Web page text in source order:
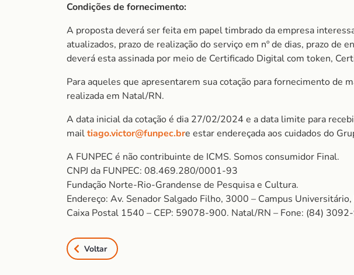
Condições de fornecimento:
A proposta deverá ser feita em papel timbrado da empresa
atualizados, prazo de realização do serviço em nº de dias, prazo
deverá esta assinada por meio de Certificado Digital com token,
Para aqueles que apresentarem sua cotação para fornecimento de
realizada em Natal/RN.
A data inicial da cotação é dia 27/02/2024 e a data limite para
mailtiago.victor@funpec.bre estar endereçada aos cuidados do
A FUNPEC é não contribuinte de ICMS. Somos consumidor Final.
CNPJ da FUNPEC: 08.469.280/0001-93
Fundação Norte-Rio-Grandense de Pesquisa e Cultura.
Endereço: Av. Senador Salgado Filho, 3000 – Campus Universitário,
Caixa Postal 1540 – CEP: 59078-900. Natal/RN – Fone: (84)
Voltar